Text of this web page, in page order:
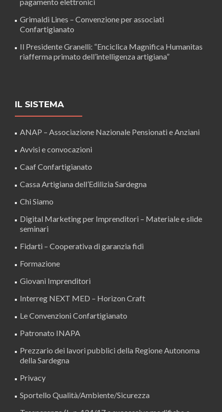
Grimaldi Lines – Convenzione per associati
Confartigianato
Il Presidente Granelli: “Enciclica Magnifica Humanitas
riafferma primato dell’intelligenza artigiana”
IL SISTEMA
ANAP – Associazione Nazionale Pensionati e Anziani
Avvisi e convocazioni
Caaf Confartigianato
Cassa Artigiana dell’Edilizia Sardegna
Chi Siamo
Digital Marketing per Imprenditori – Materiale e slide
seminari
Fidarti – Cooperativa di garanzia fidi
Formazione
Giovani Imprenditori
Interreg NEXT MED – Horizon Craft
Le Convenzioni Confartigianato
Patronato INAPA
Prezzario dei lavori pubblici della Regione Autonoma
della Sardegna
Privacy
Sportello Qualità/Ambiente/Sicurezza